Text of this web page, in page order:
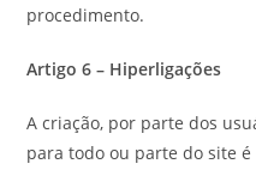
procedimento.
Artigo 6 – Hiperligações
A criação, por parte dos
para todo ou parte do site é